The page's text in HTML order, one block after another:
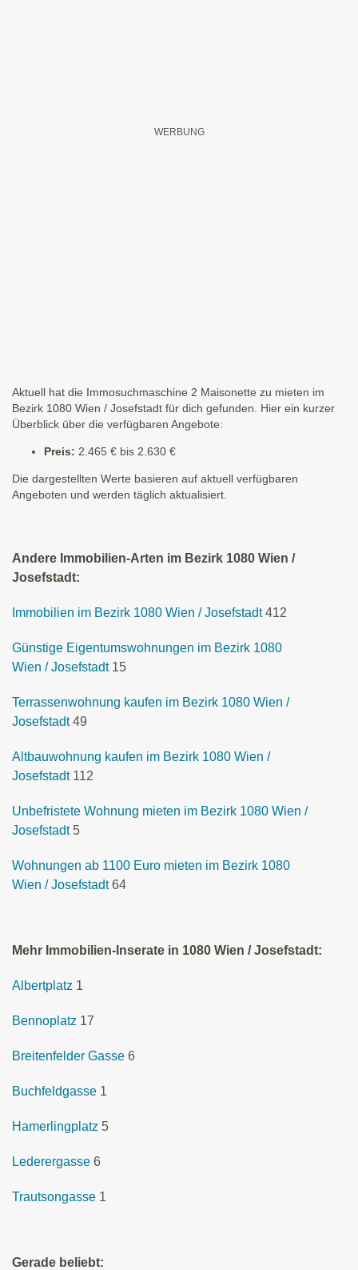
Aktuell hat die Immosuchmaschine 2 Maisonette zu mieten im
Bezirk 1080 Wien / Josefstadt für dich gefunden. Hier ein kurzer
Überblick über die verfügbaren Angebote:
Preis: 2.465 € bis 2.630 €
Die dargestellten Werte basieren auf aktuell verfügbaren
Angeboten und werden täglich aktualisiert.
Andere Immobilien-Arten im Bezirk 1080 Wien /
Josefstadt:
Immobilien im Bezirk 1080 Wien / Josefstadt 412
Günstige Eigentumswohnungen im Bezirk 1080
Wien / Josefstadt 15
Terrassenwohnung kaufen im Bezirk 1080 Wien /
Josefstadt 49
Altbauwohnung kaufen im Bezirk 1080 Wien /
Josefstadt 112
Unbefristete Wohnung mieten im Bezirk 1080 Wien /
Josefstadt 5
Wohnungen ab 1100 Euro mieten im Bezirk 1080
Wien / Josefstadt 64
Mehr Immobilien-Inserate in 1080 Wien / Josefstadt:
Albertplatz 1
Bennoplatz 17
Breitenfelder Gasse 6
Buchfeldgasse 1
Hamerlingplatz 5
Lederergasse 6
Trautsongasse 1
Gerade beliebt: